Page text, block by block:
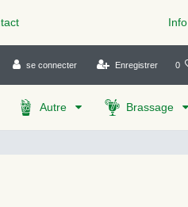
Info
se connecter Enregistrer 0
Autre Brassage